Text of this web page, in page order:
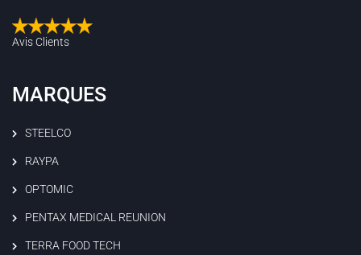
Avis Clients
MARQUES
STEELCO
RAYPA
OPTOMIC
PENTAX MEDICAL REUNION
TERRA FOOD TECH